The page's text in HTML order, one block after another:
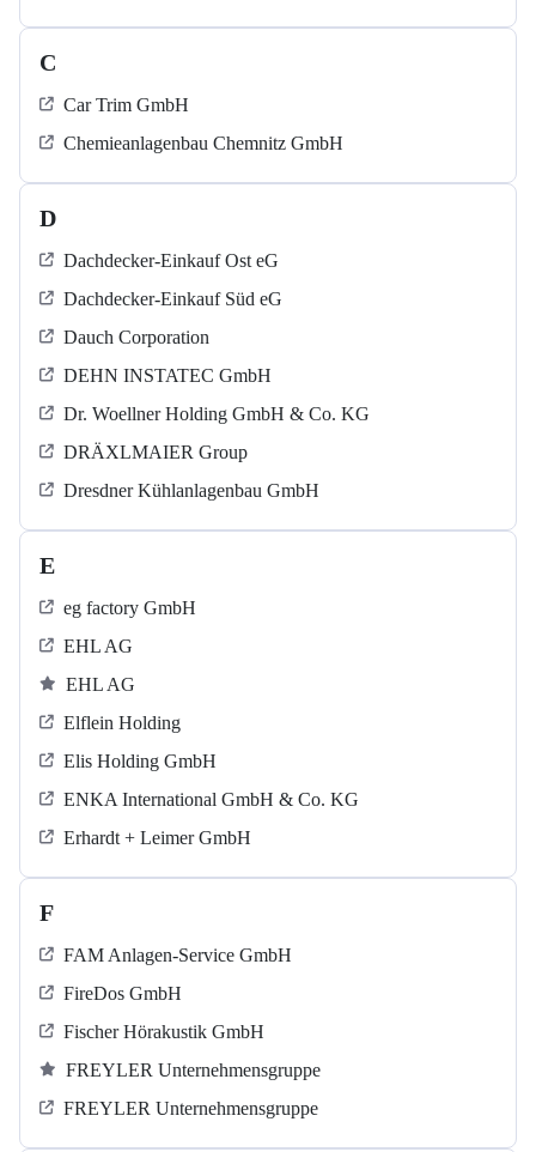
C
Car Trim GmbH
Chemieanlagenbau Chemnitz GmbH
D
Dachdecker-Einkauf Ost eG
Dachdecker-Einkauf Süd eG
Dauch Corporation
DEHN INSTATEC GmbH
Dr. Woellner Holding GmbH & Co. KG
DRÄXLMAIER Group
Dresdner Kühlanlagenbau GmbH
E
eg factory GmbH
EHL AG
EHL AG
Elflein Holding
Elis Holding GmbH
ENKA International GmbH & Co. KG
Erhardt + Leimer GmbH
F
FAM Anlagen-Service GmbH
FireDos GmbH
Fischer Hörakustik GmbH
FREYLER Unternehmensgruppe
FREYLER Unternehmensgruppe